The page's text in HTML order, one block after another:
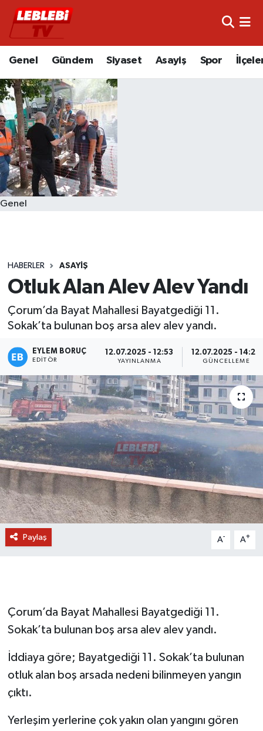
Genel Gündem Siyaset Asayiş Spor
Genel
HABERLER ASAYIŞ
Otluk Alan Alev Alev Yandı
Çorum’da Bayat Mahallesi Bayatgediği 11.
Sokak’ta bulunan boş arsa alev alev yandı.
EYLEM BORUÇ
EDITÖR
12.07.2025 - 12:53
YAYINLANMA
12.07.2025 - 14:29
GÜNCELLEME
Paylaş A- A+
Çorum’da Bayat Mahallesi Bayatgediği 11.
Sokak’ta bulunan boş arsa alev alev yandı.
İddiaya göre; Bayatgediği 11. Sokak’ta bulunan
otluk alan boş arsada nedeni bilinmeyen yangın
çıktı.
Yerleşim yerlerine çok yakın olan yangını gören
Hava Durumu
Trafik Durumu
Süper Lig Puan Durumu ve Fikstür
Tüm Manşetler
Son Dakika Haberleri